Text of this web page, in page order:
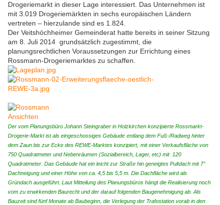
Drogeriemarkt in dieser Lage interessiert. Das Unternehmen ist
mit 3.019 Drogeriemärkten in sechs europäischen Ländern
vertreten – hierzulande sind es 1.824.
Der Veitshöchheimer Gemeinderat hatte bereits in seiner Sitzung
am 8. Juli 2014 grundsätzlich zugestimmt, die
planungsrechtlichen Voraussetzungen zur Errichtung eines
Rossmann-Drogeriemarktes zu schaffen.
Der vom Planungsbüro Johann Steingraber in Holzkirchen konzipierte Rossmarkt-
Drogerie-Markt ist als eingeschossiges Gebäude entlang dem Fuß-/Radweg hinter
dem Zaun bis zur Ecke des REWE-Marktes konzipiert, mit einer Verkaufsfläche von
750 Quadratmeter und Nebenräumen (Sozialbereich, Lager, etc) mit 120
Quadratmeter. Das Gebäude hat ein leicht zur Straße hin geneigtes Pultdach mit 7°
Dachneigung und einer Höhe von ca. 4,5 bis 5,5 m. Die Dachfläche wird als
Gründach ausgeführt. Laut Mitteilung des Planungsbüros hängt die Realisierung noch
vom zu erwirkenden Baurecht und der darauf folgenden Baugenehmigung ab. Als
Bauzeit sind fünf Monate ab Baubeginn, die Verlegung der Trafostation vorab in den